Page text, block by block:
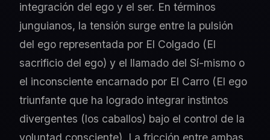
integración del ego y el ser. En términos
junguianos, la tensión surge entre la pulsión
del ego representada por El Colgado (El
sacrificio del ego) y el llamado del Sí-mismo o
el inconsciente encarnado por El Carro (El ego
triunfante que ha logrado integrar instintos
divergentes (los caballos) bajo el control de la